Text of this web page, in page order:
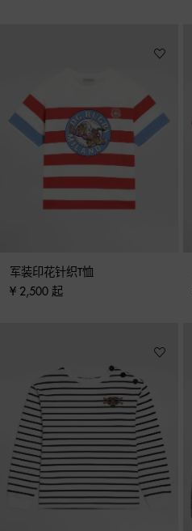
军装印花针织T恤
¥ 2,500 起